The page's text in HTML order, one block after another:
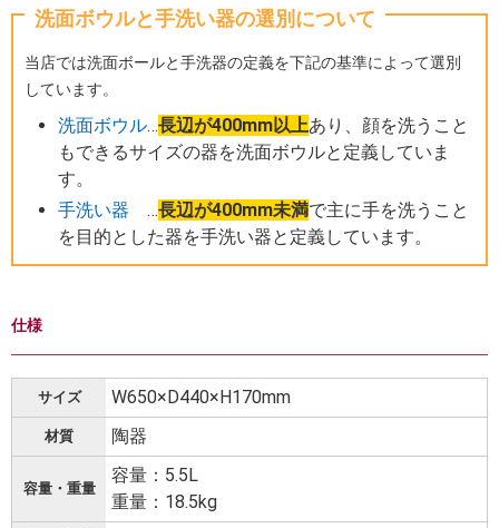
洗面ボウルと手洗い器の選別について
当店では洗面ボールと手洗器の定義を下記の基準によって選別
しています。
洗面ボウル…長辺が400mm以上あり、顔を洗うこと
もできるサイズの器を洗面ボウルと定義していま
す。
手洗い器 …長辺が400mm未満で主に手を洗うこと
を目的とした器を手洗い器と定義しています。
仕様
サイズ W650×D440×H170mm
材質 陶器
容量・重量
容量：5.5L
重量：18.5kg